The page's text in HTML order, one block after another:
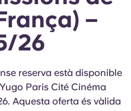
Español
French
–
26
reserva està disponible
Paris Cité Cinéma
Aquesta oferta és vàlida